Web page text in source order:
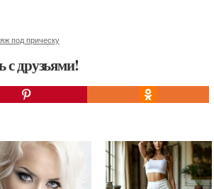
под прическу
с друзьями!